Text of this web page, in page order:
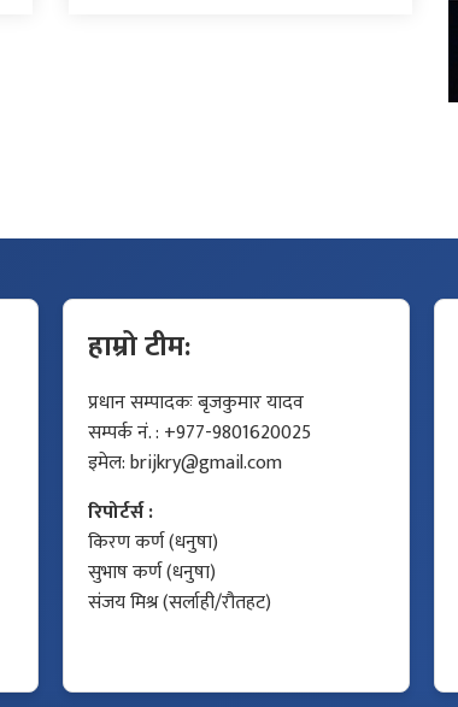
हाम्रो टीम:
प्रधान सम्पादकः बृजकुमार यादव
सम्पर्क नं. : +977-9801620025
इमेल:brijkry@gmail.com
रिपोर्टर्स :
किरण कर्ण (धनुषा)
सुभाष कर्ण (धनुषा)
संजय मिश्र (सर्लाही/रौतहट)